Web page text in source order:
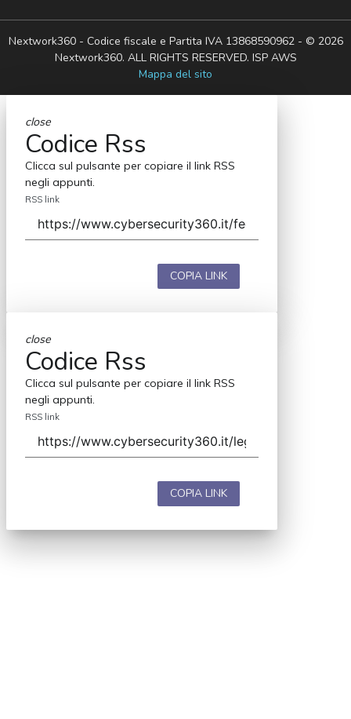
Nextwork360 - Codice fiscale e Partita IVA 13868590962 - © 2026
Nextwork360. ALL RIGHTS RESERVED. ISP AWS
Mappa del sito
close
Codice Rss
Clicca sul pulsante per copiare il link RSS
negli appunti.
RSS link
COPIA LINK
close
Codice Rss
Clicca sul pulsante per copiare il link RSS
negli appunti.
RSS link
COPIA LINK